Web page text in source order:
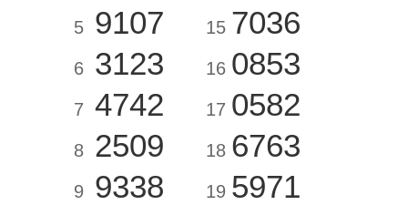
5 9107
6 3123
7 4742
8 2509
9 9338
15 7036
16 0853
17 0582
18 6763
19 5971